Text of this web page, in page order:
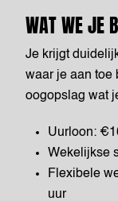
WAT WE JE
Je krijgt
waar je aan toe
oogopslag wat
Uurloon:
Wekelijkse
Flexibele
uur